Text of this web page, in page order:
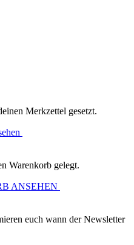
Merkzettel gesetzt.
Warenkorb gelegt.
ANSEHEN
euch wann der Newsletter